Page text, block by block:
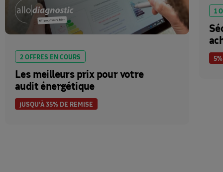
2 OFFRES EN COURS
Les meilleurs prix pour votre
audit énergétique
JUSQU'À 35% DE REMISE
1